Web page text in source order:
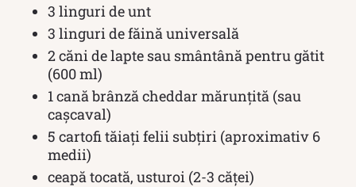
3 linguri de unt
3 linguri de făină universală
2 căni de lapte sau smântână pentru gătit
(600 ml)
1 cană brânză cheddar mărunțită (sau
cașcaval)
5 cartofi tăiați felii subțiri (aproximativ 6
medii)
ceapă tocată, usturoi (2-3 căței)